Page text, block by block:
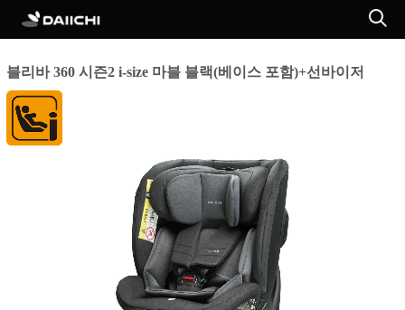
블리바 360 시즌2 i-size 마블 블랙(베이스 포함)+선바이저